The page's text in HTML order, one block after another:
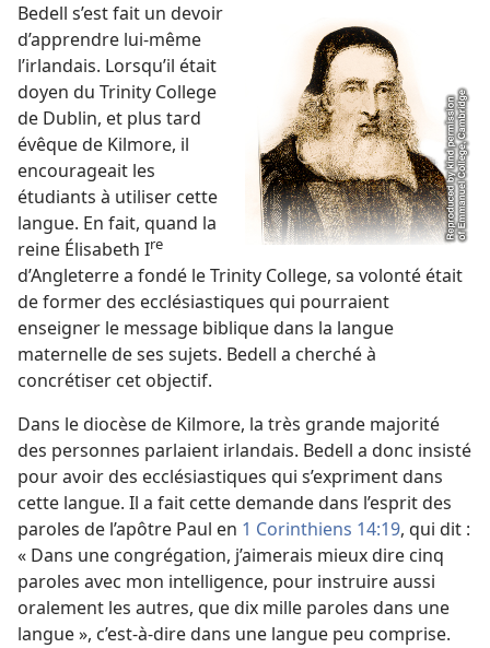
Bedell s’est fait un devoir
d’apprendre lui-même
l’irlandais. Lorsqu’il était
doyen du Trinity College
de Dublin, et plus tard
évêque de Kilmore, il
encourageait les
étudiants à utiliser cette
langue. En fait, quand la
reine Élisabeth Ire
d’Angleterre a fondé le Trinity College, sa volonté était
de former des ecclésiastiques qui pourraient
enseigner le message biblique dans la langue
maternelle de ses sujets. Bedell a cherché à
concrétiser cet objectif.
Dans le diocèse de Kilmore, la très grande majorité
des personnes parlaient irlandais. Bedell a donc insisté
pour avoir des ecclésiastiques qui s’expriment dans
cette langue. Il a fait cette demande dans l’esprit des
paroles de l’apôtre Paul en 1 Corinthiens 14:19, qui dit :
« Dans une congrégation, j’aimerais mieux dire cinq
paroles avec mon intelligence, pour instruire aussi
oralement les autres, que dix mille paroles dans une
langue », c’est-à-dire dans une langue peu comprise.